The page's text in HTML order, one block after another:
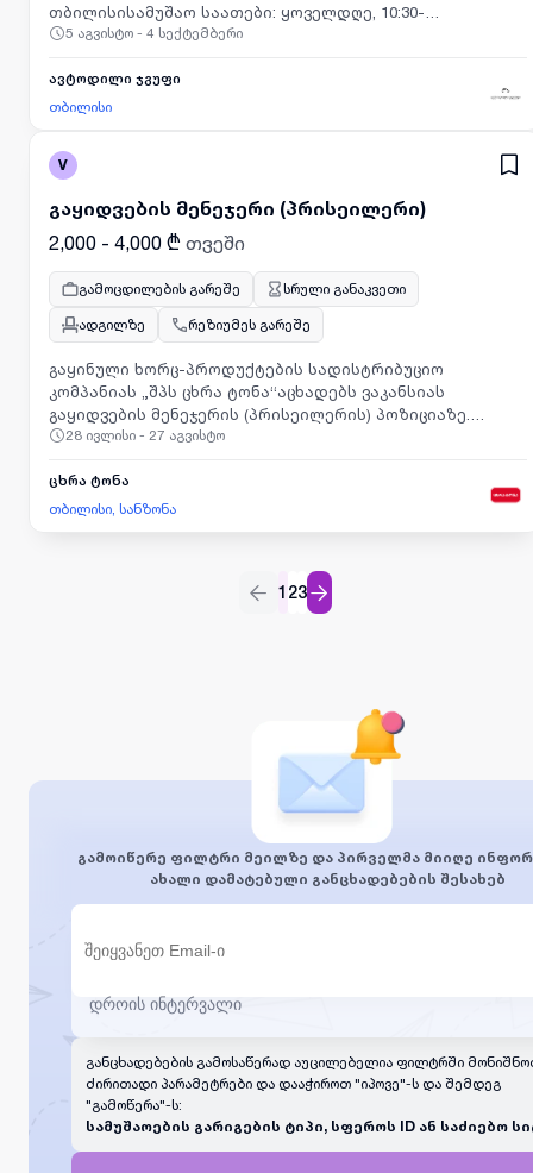
შემთხვევაში:📞 დაგვიკავშირდით: 577 29 51 42💬
მოგვწერეთ Facebook გვერდზე📧 გამოგზავნეთ რეზიუმე:
თბილისისამუშაო საათები: ყოველდღე, 10:30-
19:00.საკვალიფიკაციო მოთხოვნები:მსგავს პოზიციაზე
უპირატესობად.დაგვიკავშირდით მითითებულ ნომერზე.
5 აგვისტო - 4 სექტემბერი
ავტოდილი ჯგუფი
თბილისი
V
გაყიდვების მენეჯერი (პრისეილერი)
2,000 - 4,000 ₾ თვეში
გამოცდილების გარეშე
სრული განაკვეთი
ადგილზე
რეზიუმეს გარეშე
გაყინული ხორც-პროდუქტების სადისტრიბუციო
კომპანიას „შპს ცხრა ტონა“აცხადებს ვაკანსიას
გაყიდვების მენეჯერის (პრისეილერის) პოზიციაზე.
სამუშაო განაკვეთი: სრული (ორშაბათიდან შაბათის
თბილისი. 5 თ.ერისთავის ქუჩა.კომპანია სთავაზობს
კანდიდატებს შემდეგ პირობებს: გეგმასთან მიბმულ
უზრუნველყოფს საწვავის ხარჯს. მოვალეობები: არსებულ
ობიექტებთან ურთიერთობა; ახალი ობიექტების
კომუნიკაბელურობა; გუნდურობა; ახალი ობიექტის
ათვისების უნარი; პროდუქციის პრეზენტაციის
უნარი.მოვალეობები: უზრუნველყოს ტერიტორიაზე
ახალი კლიენტების მოძიება; უზრუნველყოს არსებული
მუდმივი კონტროლი; უზრუნველყოს მომსახურების
მაღალი დონე.დინტერესების შემთხვევაში
გამოაგზავნეთ თქვენი CV/რეზიუმე შემდეგ ელ. ფოსტის
მისამართზე: rvatona@gmail.com
28 ივლისი - 27 აგვისტო
ცხრა ტონა
თბილისი, სანზონა
1 23
გამოიწერე ფილტრი მეილზე და პირველმა მიიღე
ახალი დამატებული განცხადებების შესახებ
განცხადებების გამოსაწერად აუცილებელია ფილტრში
ძირითადი პარამეტრები და დააჭიროთ "იპოვე"-ს და შემდეგ
"გამოწერა"-ს:
სამუშაოების გარიგების ტიპი, სფეროს ID ან საძიებო